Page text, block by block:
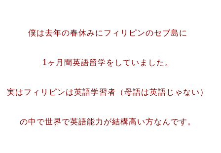
僕は去年の春休みにフィリピンのセブ島に
1ヶ月間英語留学をしていました。
実はフィリピンは英語学習者（母語は英語じゃない）
の中で世界で英語能力が結構高い方なんです。